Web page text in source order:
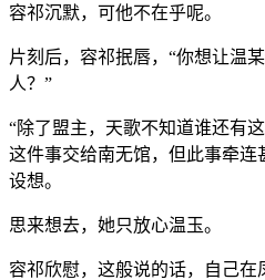
容祁沉默，可他不在乎呢。
片刻后，容祁抿唇，“你想让温
人？”
“除了盟主，天歌不知道谁还有
这件事交给南无馆，但此事牵
设想。
思来想去，她只放心温玉。
容祁欣慰，这般说的话，自己在